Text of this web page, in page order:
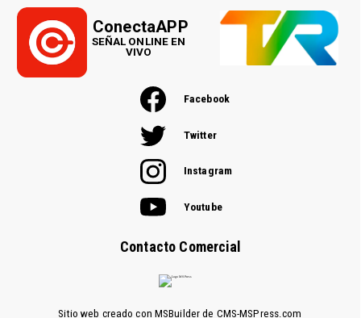
Sitio web creado con MSBuilder de CMS-MSPress.com
Facebook
Twitter
Instagram
Youtube
Contacto Comercial
ConectaAPP
SEÑAL ONLINE EN
VIVO